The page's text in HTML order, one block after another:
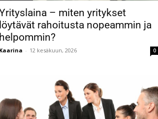
– miten yritykset
löytävät rahoitusta nopeammin ja
helpommin?
Kaarina - 12 kesäkuun, 2026 0